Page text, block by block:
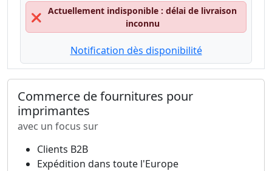
❌
Actuellement indisponible : délai de livraison
inconnu
Notification dès disponibilité
Commerce de fournitures pour
imprimantes
avec un focus sur
Clients B2B
Expédition dans toute l'Europe